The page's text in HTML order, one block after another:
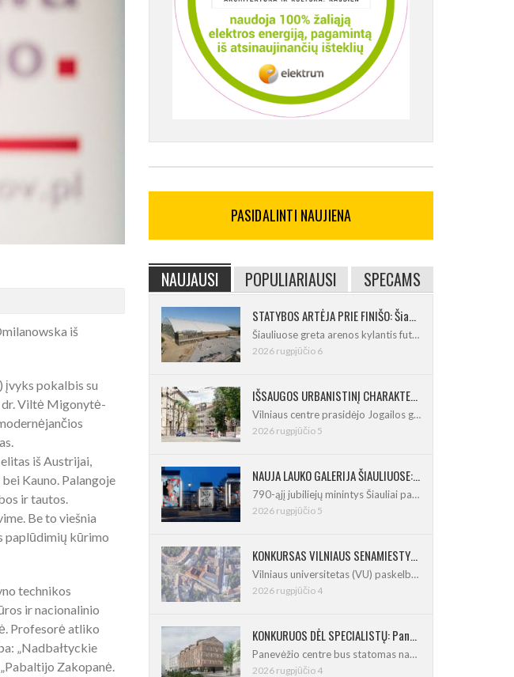
iš
įvyks pokalbis su
dr. Viltė Migonytė-
iš Austrijai,
Kauno. Palangoje
ir tautos.
Be to viešnia
paplūdimių kūrimo
technikos
ir nacionalinio
Profesorė atliko
„Nadbałtyckie
Zakopanė.
PASIDALINTI NAUJIENA
NAUJAUSI POPULIARIAUSI SPECAMS
STATYBOS ARTĖJA PRIE FINIŠO: Šiaulių futbolo ir regbio maniežas įgavo kontūrus
Šiauliuose greta arenos kylantis futbolo
2026 rugpjūčio 6
IŠSAUGOS URBANISTINĮ CHARAKTERĮ: Vilniuje pradėtas Jogailos gatvės remontas
Vilniaus centre prasidėjo Jogailos gatvės
2026 rugpjūčio 5
NAUJA LAUKO GALERIJA ŠIAULIUOSE: Pirmoje ekspozicijoje – Eduardo Juchnevičiaus kūryba
790-ąjį jubiliejų minintys Šiauliai pasipildo
2026 rugpjūčio 5
KONKURSAS VILNIAUS SENAMIESTYJE: Vilniaus universitetui reikia pedagogų rengimo centro
Vilniaus universitetas (VU) paskelbė pastatų
2026 rugpjūčio 4
KONKURUOS DĖL SPECIALISTŲ: Panevėžio centre iškils naujas 21 būsto namas
Panevėžio centre bus statomas naujas
2026 rugpjūčio 4